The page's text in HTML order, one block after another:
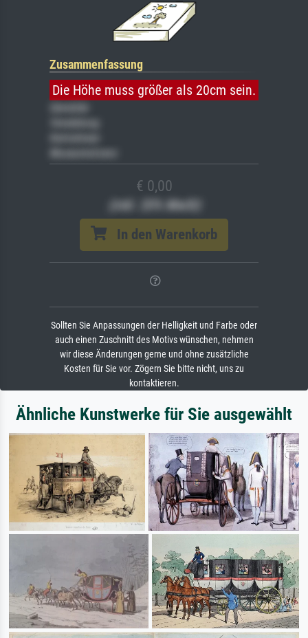
Zusammenfassung
Die Höhe muss größer als 20cm sein.
Veredelung
Museumslizenz
€ 0,00
(inkl. 20% MwSt)
In den Warenkorb
Sollten Sie Anpassungen der Helligkeit und Farbe oder
auch einen Zuschnitt des Motivs wünschen, nehmen
wir diese Änderungen gerne und ohne zusätzliche
Kosten für Sie vor. Zögern Sie bitte nicht, uns zu
kontaktieren.
Ähnliche Kunstwerke für Sie ausgewählt